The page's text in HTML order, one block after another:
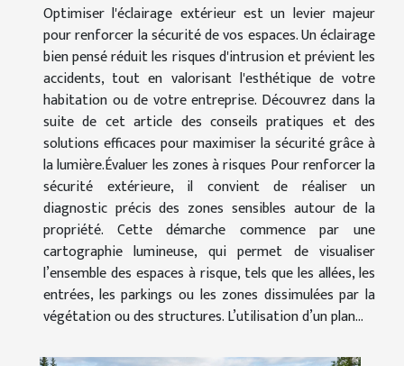
Optimiser l'éclairage extérieur est un levier majeur
pour renforcer la sécurité de vos espaces. Un éclairage
bien pensé réduit les risques d'intrusion et prévient les
accidents, tout en valorisant l'esthétique de votre
habitation ou de votre entreprise. Découvrez dans la
suite de cet article des conseils pratiques et des
solutions efficaces pour maximiser la sécurité grâce à
la lumière.Évaluer les zones à risques Pour renforcer la
sécurité extérieure, il convient de réaliser un
diagnostic précis des zones sensibles autour de la
propriété. Cette démarche commence par une
cartographie lumineuse, qui permet de visualiser
l’ensemble des espaces à risque, tels que les allées, les
entrées, les parkings ou les zones dissimulées par la
végétation ou des structures. L’utilisation d’un plan...